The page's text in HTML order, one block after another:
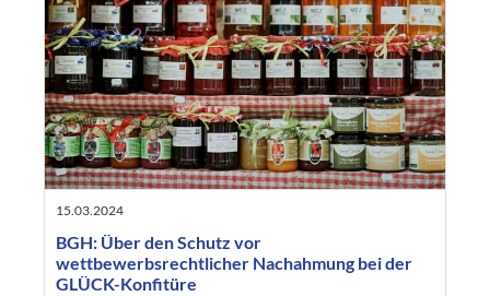
15.03.2024
BGH: Über den Schutz vor
wettbewerbsrechtlicher Nachahmung bei der
GLÜCK-Konfitüre